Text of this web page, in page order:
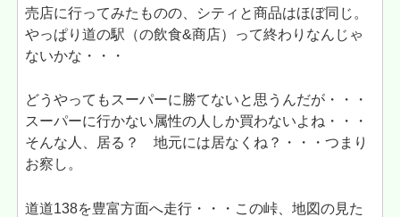
売店に行ってみたものの、シティと商品はほぼ同じ。
やっぱり道の駅（の飲食&商店）って終わりなんじゃ
ないかな・・・
どうやってもスーパーに勝てないと思うんだが・・・
スーパーに行かない属性の人しか買わないよね・・・
そんな人、居る？ 地元には居なくね？・・・つまり
お察し。
道道138を豊富方面へ走行・・・この峠、地図の見た